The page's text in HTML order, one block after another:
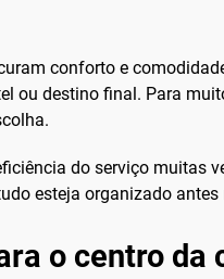
conforto e
ou destino final. Para
do serviço muitas
esteja organizado
o centro da